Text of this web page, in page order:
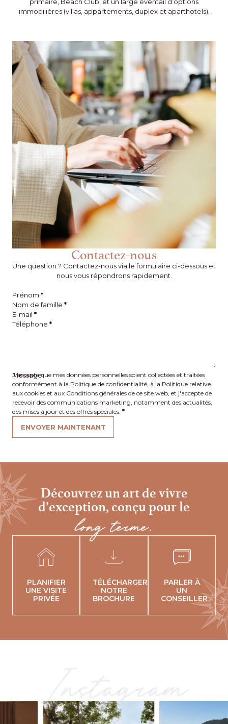
primaire, Beach Club, et un large éventail d’options
immobilières (villas, appartements, duplex et aparthotels).
Contactez-nous
Une question ? Contactez-nous via le formulaire ci-dessous et
nous vous répondrons rapidement.
Prénom *
Nom de famille *
E-mail *
Téléphone *
Message
J'accepte que mes données personnelles soient collectées et traitées
conformément à la Politique de confidentialité, à la Politique relative
aux cookies et aux Conditions générales de ce site web, et j'accepte de
recevoir des communications marketing, notamment des actualités,
des mises à jour et des offres spéciales. *
ENVOYER MAINTENANT
Découvrez un art de vivre
d’exception, conçu pour le
long terme.
PLANIFIER
UNE VISITE
PRIVÉE
TÉLÉCHARGER
NOTRE
BROCHURE
PARLER À
UN
CONSEILLER
Instagram